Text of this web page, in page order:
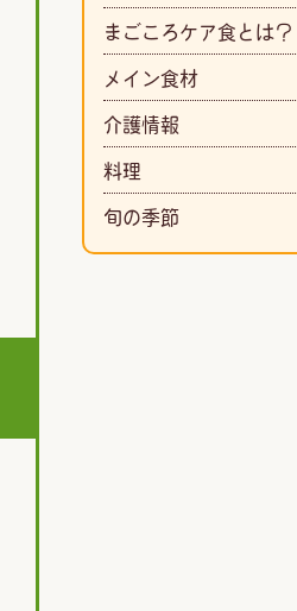
まごころケア食とは？
メイン食材
介護情報
料理
旬の季節